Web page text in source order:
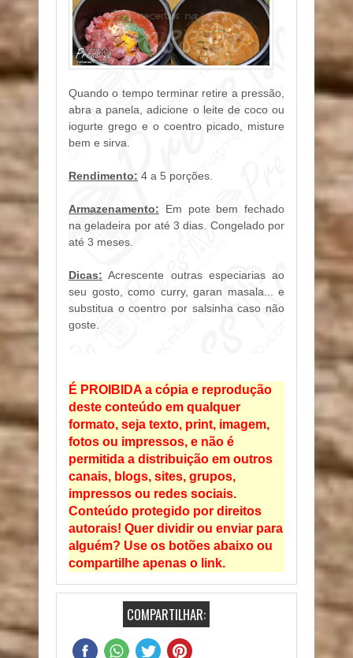
Quando o tempo terminar retire a pressão,
abra a panela, adicione o leite de coco ou
iogurte grego e o coentro picado, misture
bem e sirva.
Rendimento: 4 a 5 porções.
Armazenamento: Em pote bem fechado
na geladeira por até 3 dias. Congelado por
até 3 meses.
Dicas: Acrescente outras especiarias ao
seu gosto, como curry, garan masala... e
substitua o coentro por salsinha caso não
goste.
É PROIBIDA a cópia e reprodução
deste conteúdo em qualquer
formato, seja texto, print, imagem,
fotos ou impressos, e não é
permitida a distribuição em outros
canais, blogs, sites, grupos,
impressos ou redes sociais.
Conteúdo protegido por direitos
autorais! Quer dividir ou enviar para
alguém? Use os botões abaixo ou
compartilhe apenas o link.
COMPARTILHAR: